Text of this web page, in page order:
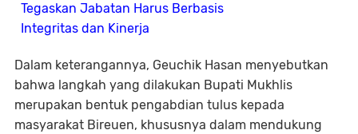
Tegaskan Jabatan Harus Berbasis
Integritas dan Kinerja
Dalam keterangannya, Geuchik Hasan menyebutkan
bahwa langkah yang dilakukan Bupati Mukhlis
merupakan bentuk pengabdian tulus kepada
masyarakat Bireuen, khususnya dalam mendukung